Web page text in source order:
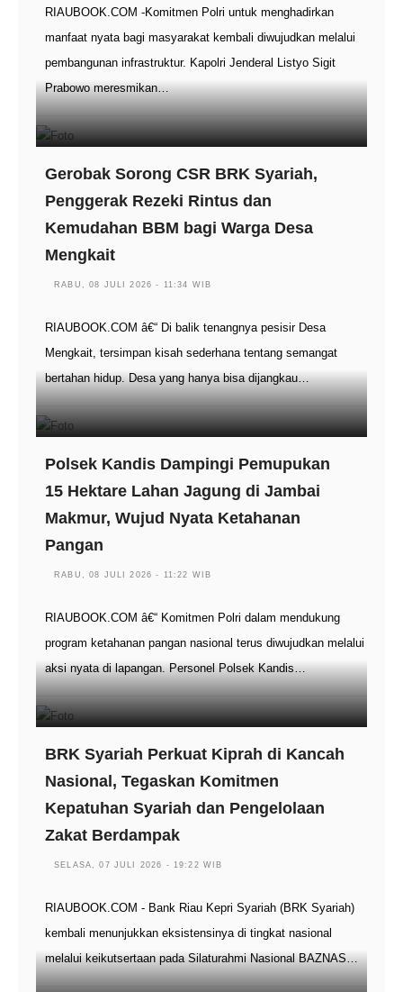
RIAUBOOK.COM -Komitmen Polri untuk menghadirkan
manfaat nyata bagi masyarakat kembali diwujudkan melalui
pembangunan infrastruktur. Kapolri Jenderal Listyo Sigit
Prabowo meresmikan…
Gerobak Sorong CSR BRK Syariah,
Penggerak Rezeki Rintus dan
Kemudahan BBM bagi Warga Desa
Mengkait
RABU, 08 JULI 2026 - 11:34 WIB
RIAUBOOK.COM â€“ Di balik tenangnya pesisir Desa
Mengkait, tersimpan kisah sederhana tentang semangat
bertahan hidup. Desa yang hanya bisa dijangkau…
Polsek Kandis Dampingi Pemupukan
15 Hektare Lahan Jagung di Jambai
Makmur, Wujud Nyata Ketahanan
Pangan
RABU, 08 JULI 2026 - 11:22 WIB
RIAUBOOK.COM â€“ Komitmen Polri dalam mendukung
program ketahanan pangan nasional terus diwujudkan melalui
aksi nyata di lapangan. Personel Polsek Kandis…
BRK Syariah Perkuat Kiprah di Kancah
Nasional, Tegaskan Komitmen
Kepatuhan Syariah dan Pengelolaan
Zakat Berdampak
SELASA, 07 JULI 2026 - 19:22 WIB
RIAUBOOK.COM - Bank Riau Kepri Syariah (BRK Syariah)
kembali menunjukkan eksistensinya di tingkat nasional
melalui keikutsertaan pada Silaturahmi Nasional BAZNAS…